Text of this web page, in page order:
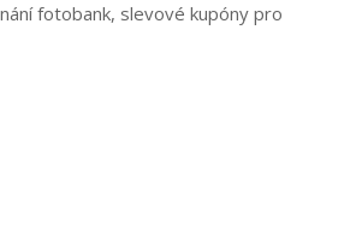
fotobank, slevové kupóny pro